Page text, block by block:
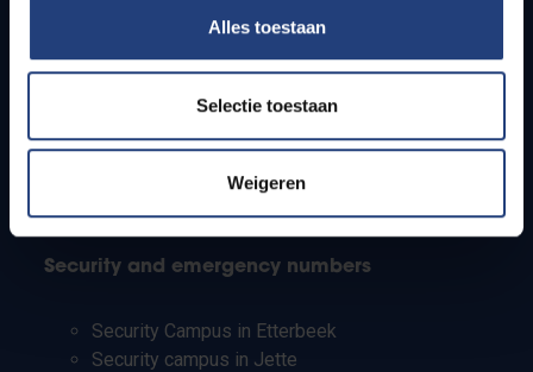
Alles toestaan
Selectie toestaan
Weigeren
Students
PhD students
Teachers and secondary schools
Working students
Security and emergency numbers
Security Campus in Etterbeek
Security campus in Jette